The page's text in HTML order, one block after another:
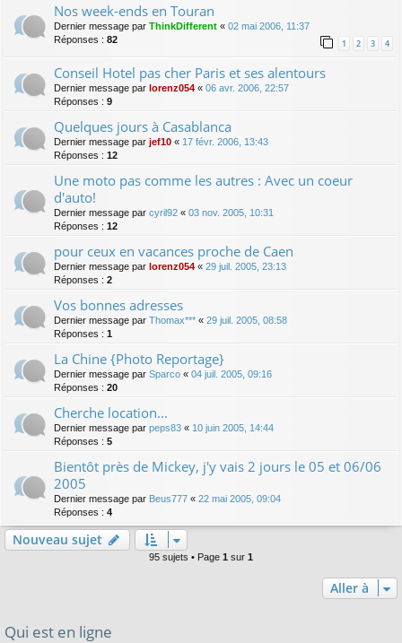
Nos week-ends en Touran
Dernier message par ThinkDifferent « 02 mai 2006, 11:37
Réponses : 82 1 2 3 4
Conseil Hotel pas cher Paris et ses alentours
Dernier message par lorenz054 « 06 avr. 2006, 22:57
Réponses : 9
Quelques jours à Casablanca
Dernier message par jef10 « 17 févr. 2006, 13:43
Réponses : 12
Une moto pas comme les autres : Avec un coeur
d'auto!
Dernier message par cyril92 « 03 nov. 2005, 10:31
Réponses : 12
pour ceux en vacances proche de Caen
Dernier message par lorenz054 « 29 juil. 2005, 23:13
Réponses : 2
Vos bonnes adresses
Dernier message par Thomax*** « 29 juil. 2005, 08:58
Réponses : 1
La Chine {Photo Reportage}
Dernier message par Sparco « 04 juil. 2005, 09:16
Réponses : 20
Cherche location...
Dernier message par peps83 « 10 juin 2005, 14:44
Réponses : 5
Bientôt près de Mickey, j'y vais 2 jours le 05 et 06/06
2005
Dernier message par Beus777 « 22 mai 2005, 09:04
Réponses : 4
Nouveau sujet
95 sujets • Page 1 sur 1
Aller à
Qui est en ligne